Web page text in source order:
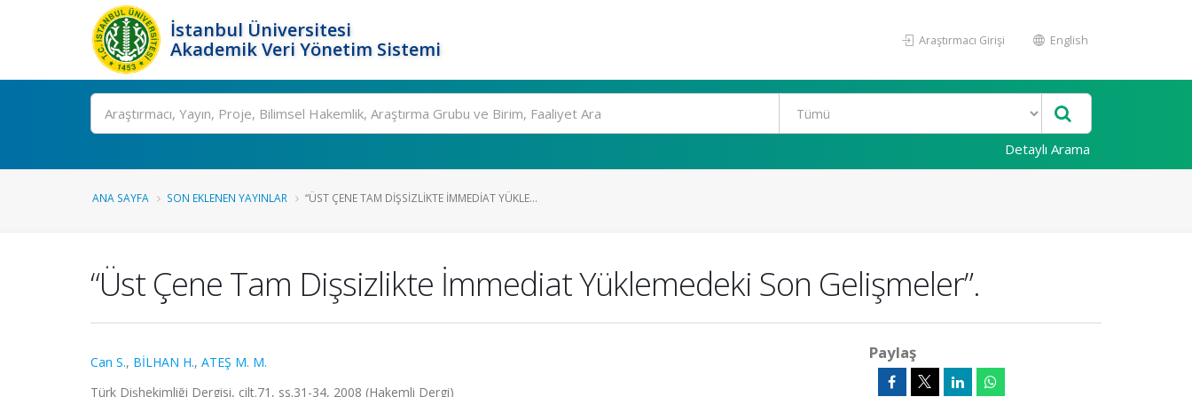
İstanbul Üniversitesi
Akademik Veri Yönetim Sistemi
Araştırmacı Girişi English
Ara
Detaylı Arama
ANA SAYFA SON EKLENEN YAYINLAR “ÜST ÇENE TAM DIŞSIZLIKTE İMMEDIAT YÜKLE...
“Üst Çene Tam Dişsizlikte İmmediat Yüklemedeki Son Gelişmeler”.
Can S., BİLHAN H., ATEŞ M. M.
Türk Dişhekimliği Dergisi, cilt.71, ss.31-34, 2008 (Hakemli Dergi)
Paylaş